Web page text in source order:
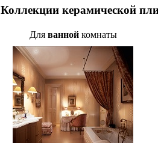
Коллекции керамической
Для ваннойкомнаты